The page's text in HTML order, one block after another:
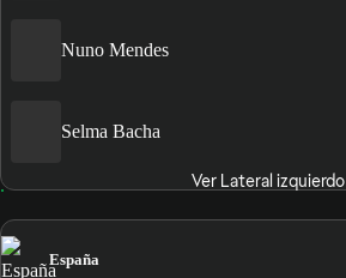
Nuno Mendes
Selma Bacha
Ver Lateral izquierdo
España